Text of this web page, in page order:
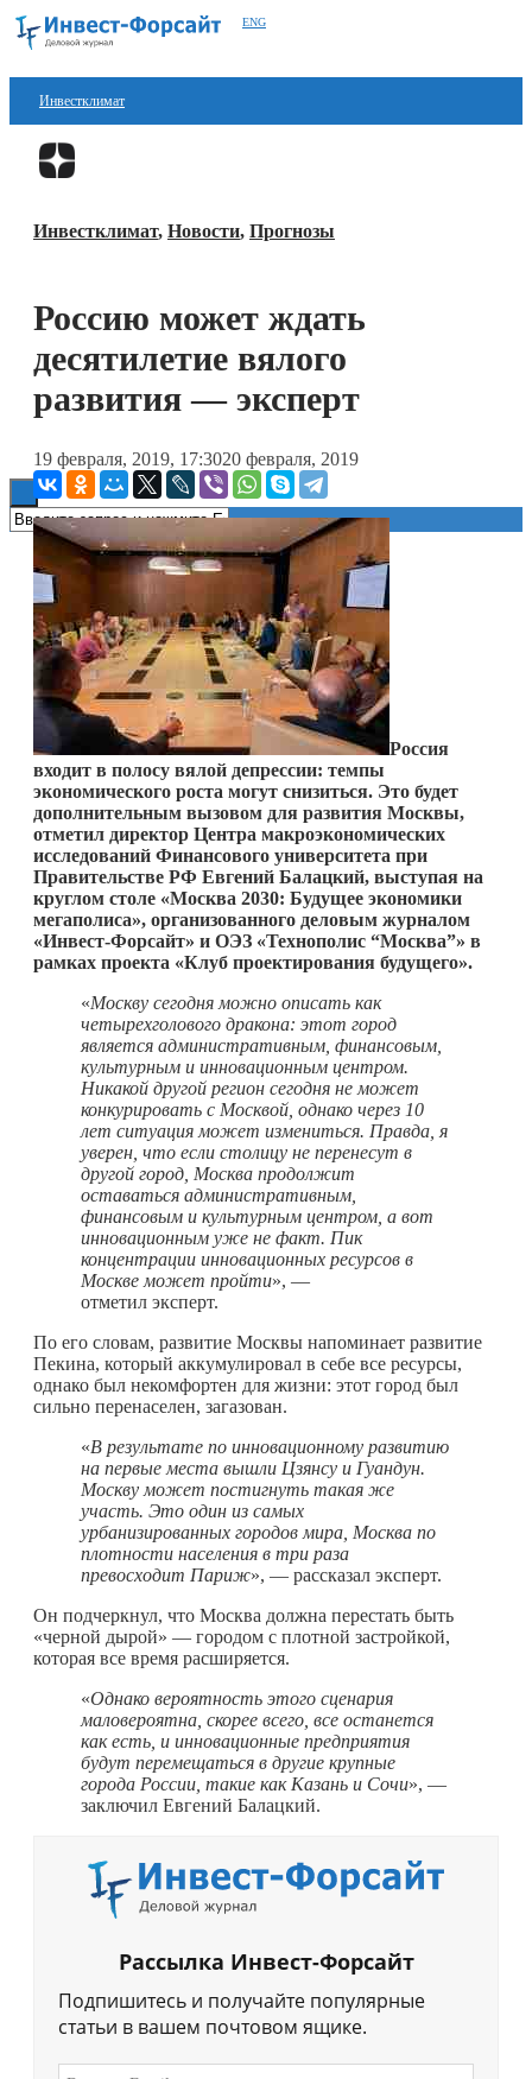
ENG
Инвестклимат
Финансы
Блокчейн
Инвестклимат, Новости, Прогнозы
Россию может ждать
десятилетие вялого
развития — эксперт
19 февраля, 2019, 17:3020 февраля, 2019
Россия
входит в полосу вялой депрессии: темпы
экономического роста могут снизиться. Это будет
дополнительным вызовом для развития Москвы,
отметил директор Центра макроэкономических
исследований Финансового университета при
Правительстве РФ Евгений Балацкий, выступая на
круглом столе «Москва 2030: Будущее экономики
мегаполиса», организованного деловым журналом
«Инвест-Форсайт» и ОЭЗ «Технополис “Москва”» в
рамках проекта «Клуб проектирования будущего».
«Москву сегодня можно описать как
четырехголового дракона: этот город
является административным, финансовым,
культурным и инновационным центром.
Никакой другой регион сегодня не может
конкурировать с Москвой, однако через 10
лет ситуация может измениться. Правда, я
уверен, что если столицу не перенесут в
другой город, Москва продолжит
оставаться административным,
финансовым и культурным центром, а вот
инновационным уже не факт. Пик
концентрации инновационных ресурсов в
Москве может пройти», —
отметил эксперт.
По его словам, развитие Москвы напоминает развитие
Пекина, который аккумулировал в себе все ресурсы,
однако был некомфортен для жизни: этот город был
сильно перенаселен, загазован.
«В результате по инновационному развитию
на первые места вышли Цзянсу и Гуандун.
Москву может постигнуть такая же
участь. Это один из самых
урбанизированных городов мира, Москва по
плотности населения в три раза
превосходит Париж», — рассказал эксперт.
Он подчеркнул, что Москва должна перестать быть
«черной дырой» — городом с плотной застройкой,
которая все время расширяется.
«Однако вероятность этого сценария
маловероятна, скорее всего, все останется
как есть, и инновационные предприятия
будут перемещаться в другие крупные
города России, такие как Казань и Сочи», —
заключил Евгений Балацкий.
Рассылка Инвест-Форсайт
Подпишитесь и получайте популярные
статьи в вашем почтовом ящике.